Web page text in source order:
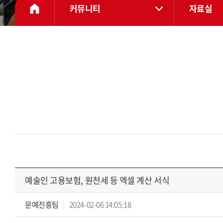
커뮤니티 자료실
예술인 고용보험, 원천세 등 엑셀 계산 서식
문예진흥팀 2024-02-06 14:05:18